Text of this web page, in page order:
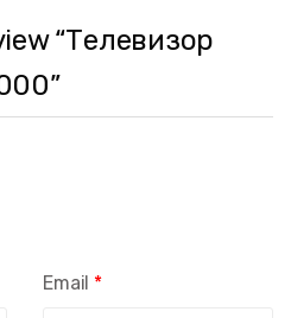
“Телевизор
Email *